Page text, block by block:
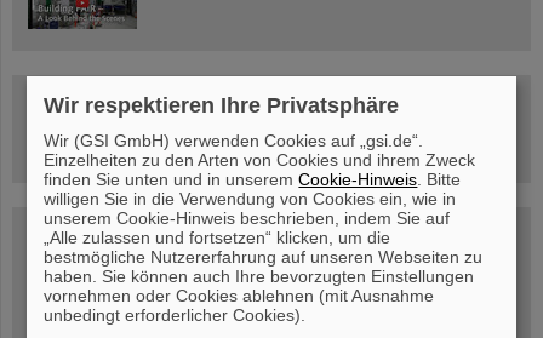
Besichtigung von GSI/FAIR –
jetzt Termin buchen!
Blog Beam On
Menschen...hinter GSI und FAIR.
Wir respektieren Ihre Privatsphäre
Wir (GSI GmbH) verwenden Cookies auf „gsi.de“.
Einzelheiten zu den Arten von Cookies und ihrem Zweck
finden Sie unten und in unseremCookie-Hinweis . Bitte
willigen Sie in die Verwendung von Cookies ein, wie in
unserem Cookie-Hinweis beschrieben, indem Sie auf
„Alle zulassen und fortsetzen“ klicken, um die
bestmögliche Nutzererfahrung auf unseren Webseiten zu
haben. Sie können auch Ihre bevorzugten Einstellungen
vornehmen oder Cookies ablehnen (mit Ausnahme
unbedingt erforderlicher Cookies).